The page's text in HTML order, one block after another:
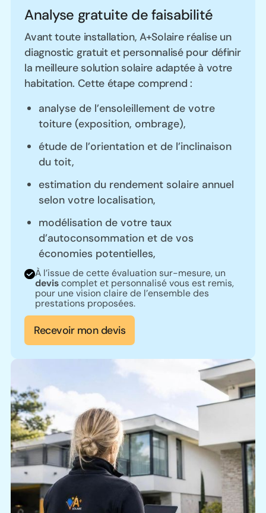
Analyse gratuite de faisabilité
Avant toute installation, A+Solaire réalise un
diagnostic gratuit et personnalisé pour définir
la meilleure solution solaire adaptée à votre
habitation. Cette étape comprend :
analyse de l’ensoleillement de votre
toiture (exposition, ombrage),
étude de l’orientation et de l’inclinaison
du toit,
estimation du rendement solaire annuel
selon votre localisation,
modélisation de votre taux
d’autoconsommation et de vos
économies potentielles,
À l’issue de cette évaluation sur-mesure, un
deviscomplet et personnalisé vous est remis,
pour une vision claire de l’ensemble des
prestations proposées.
Recevoir mon devis